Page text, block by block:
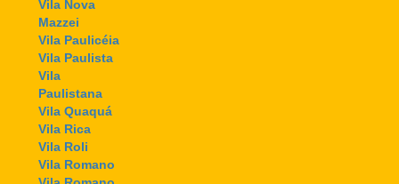
Vila Nova
Mazzei
Vila Paulicéia
Vila Paulista
Vila
Paulistana
Vila Quaquá
Vila Rica
Vila Roli
Vila Romano